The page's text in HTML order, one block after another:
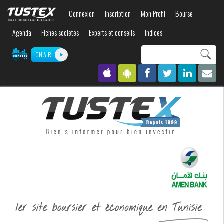
contenu
Connexion Inscription Mon Profil
Bourse
Agenda
Fiches sociétés Experts et conseils Indices
ON AIR
recherche